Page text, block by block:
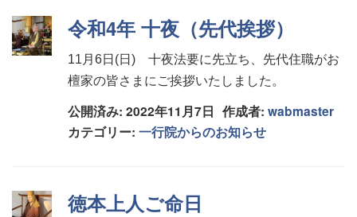
令和4年 十夜（先代挨拶）
11月6日(日) 十夜法要に先立ち、先代住職がお
檀家の皆さまにご挨拶いたしました。
公開済み: 2022年11月7日 作成者: wabmaster
カテゴリー: 一行院からのお知らせ
徳本上人ご命日